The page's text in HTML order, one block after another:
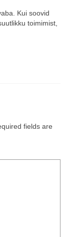
Kui soovid
toimimist,
fields are